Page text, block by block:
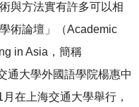
與方法實有許多可以相
術論壇」（Academic
in Asia，簡稱
通大學外國語學院楊惠中
在上海交通大學舉行，